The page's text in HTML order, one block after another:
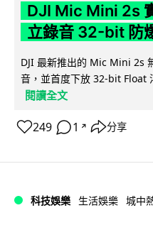
DJI Mic Mini 2s
立錄音 32-bit 防
DJI 最新推出的 Mic Mini 2s
音，並首度下放 32-bit Float
閱讀全文
249 1 ↗ 分享
科技娛樂 生活娛樂 城中